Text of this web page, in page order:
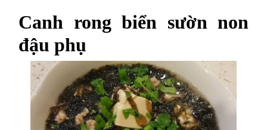
Canh rong biển sườn non
đậu phụ